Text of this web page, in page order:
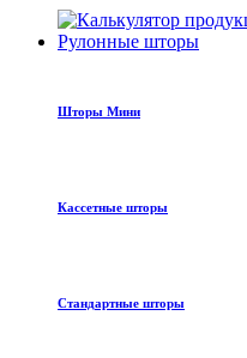
Рулонные шторы
Шторы Мини
Кассетные шторы
Стандартные шторы